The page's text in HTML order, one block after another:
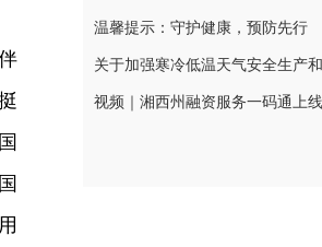
温馨提示：守护健康，预防先行
视频｜湘西州融资服务一码通上线